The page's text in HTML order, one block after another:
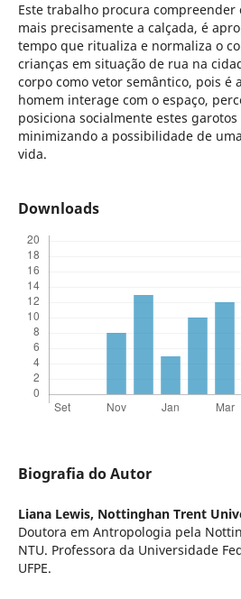
Este trabalho procura compreender
mais precisamente a calçada, é
tempo que ritualiza e normaliza o
crianças em situação de rua na
corpo como vetor semântico, pois é
homem interage com o espaço,
posiciona socialmente estes
minimizando a possibilidade de
vida.
Downloads
Biografia do Autor
Liana Lewis, Nottinghan Trent
Doutora em Antropologia pela
NTU. Professora da Universidade
UFPE.